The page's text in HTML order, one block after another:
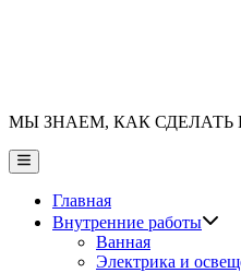
МЫ ЗНАЕМ, КАК
Главное
меню
Главная
Внутренние работы
Ванная
Электрика и